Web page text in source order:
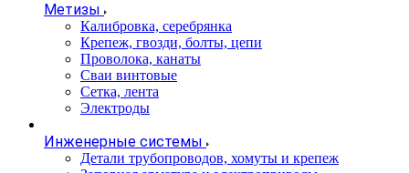
Метизы
Калибровка, серебрянка
Крепеж, гвозди, болты, цепи
Проволока, канаты
Сваи винтовые
Сетка, лента
Электроды
Инженерные системы
Детали трубопроводов, хомуты и крепеж